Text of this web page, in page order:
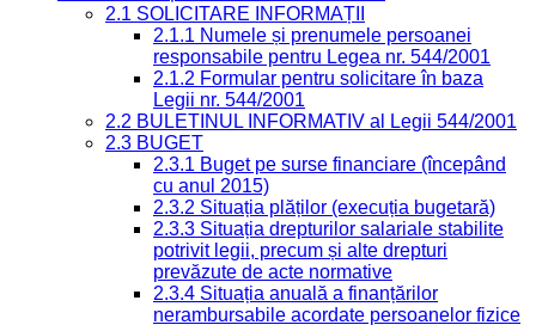
2.1 SOLICITARE INFORMAȚII
2.1.1 Numele și prenumele persoanei
responsabile pentru Legea nr. 544/2001
2.1.2 Formular pentru solicitare în baza
Legii nr. 544/2001
2.2 BULETINUL INFORMATIV al Legii 544/2001
2.3 BUGET
2.3.1 Buget pe surse financiare (începând
cu anul 2015)
2.3.2 Situația plăților (execuția bugetară)
2.3.3 Situația drepturilor salariale stabilite
potrivit legii, precum și alte drepturi
prevăzute de acte normative
2.3.4 Situația anuală a finanțărilor
nerambursabile acordate persoanelor fizice